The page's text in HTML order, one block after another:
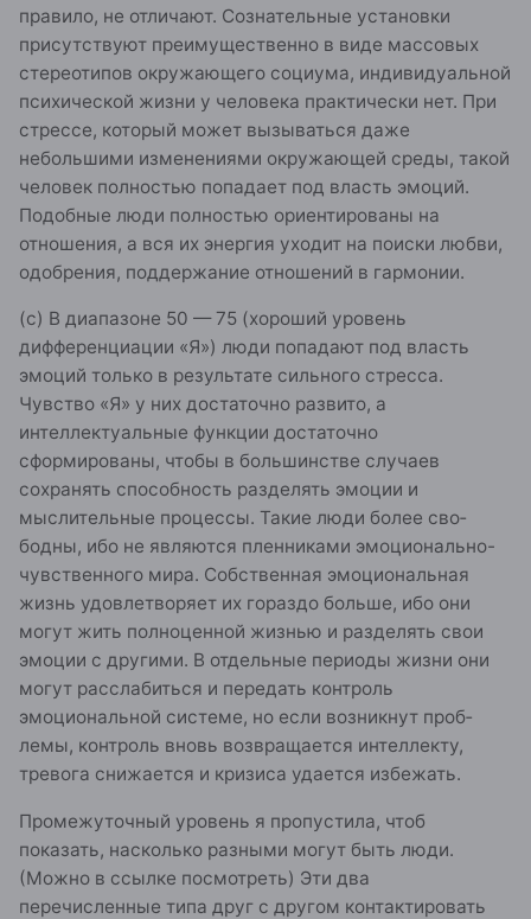
пра­вило, не отличают. Сознательные установки
присутствуют преимущественно в виде массовых
стереотипов окружающе­го социума, индивидуальной
психической жизни у человека практически нет. При
стрессе, который может вызываться да­же
небольшими изменениями окружающей среды, такой
че­ловек полностью попадает под власть эмоций.
Подобные лю­ди полностью ориентированы на
отношения, а вся их энергия уходит на поиски любви,
одобрения, поддержание отношений в гармонии.
(с) В диапазоне 50 — 75 (хороший уровень
дифференциации «Я») люди попадают под власть
эмоций только в результате сильного стресса.
Чувство «Я» у них достаточно развито, а
интеллектуальные функции достаточно
сформированы, что­бы в большинстве случаев
сохранять способность разделять эмоции и
мыслительные процессы. Такие люди более сво­
бодны, ибо не являются пленниками эмоционально-
чувственного мира. Собственная эмоциональная
жизнь удовлетворяет их гораздо больше, ибо они
могут жить пол­ноценной жизнью и разделять свои
эмоции с другими. В от­дельные периоды жизни они
могут расслабиться и передать контроль
эмоциональной системе, но если возникнут проб­
лемы, контроль вновь возвращается интеллекту,
тревога снижается и кризиса удается избежать.
Промежуточный уровень я пропустила, чтоб
показать, насколько разными могут быть люди.
(Можно в ссылке посмотреть) Эти два
перечисленные типа друг с другом контактировать